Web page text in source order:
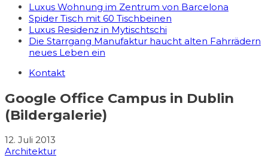
Luxus Wohnung im Zentrum von Barcelona
Spider Tisch mit 60 Tischbeinen
Luxus Residenz in Mytischtschi
Die Starrgang Manufaktur haucht alten Fahrrädern
neues Leben ein
Kontakt
Google Office Campus in Dublin
(Bildergalerie)
12. Juli 2013
Architektur